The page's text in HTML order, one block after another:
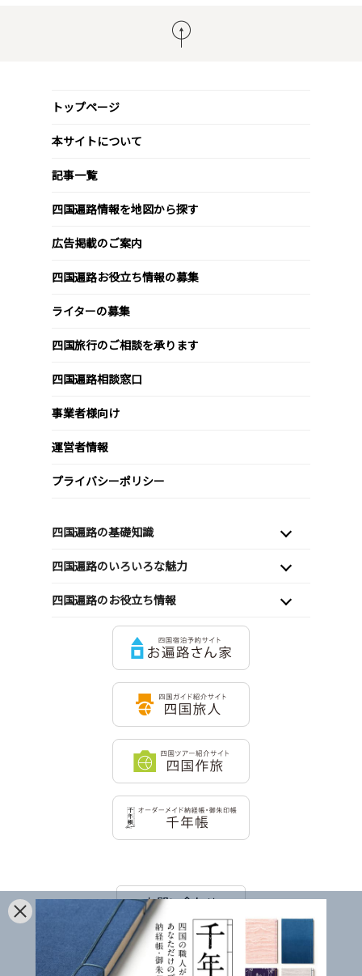
トップページ
本サイトについて
記事一覧
四国遍路情報を地図から探す
広告掲載のご案内
四国遍路お役立ち情報の募集
ライターの募集
四国旅行のご相談を承ります
四国遍路相談窓口
事業者様向け
運営者情報
プライバシーポリシー
四国遍路の基礎知識
四国遍路のいろいろな魅力
四国遍路のお役立ち情報
お問い合わせ
Facebook Twitter Instagram